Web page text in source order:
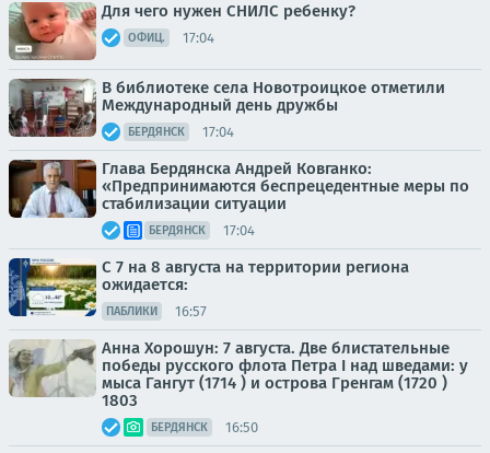
Для чего нужен СНИЛС ребенку?
ОФИЦ. 17:04
В библиотеке села Новотроицкое отметили
Международный день дружбы
БЕРДЯНСК 17:04
Глава Бердянска Андрей Ковганко:
«Предпринимаются беспрецедентные меры по
стабилизации ситуации
БЕРДЯНСК 17:04
С 7 на 8 августа на территории региона
ожидается:
ПАБЛИКИ 16:57
Анна Хорошун: 7 августа. Две блистательные
победы русского флота Петра I над шведами: у
мыса Гангут (1714 ) и острова Гренгам (1720 )
1803
БЕРДЯНСК 16:50